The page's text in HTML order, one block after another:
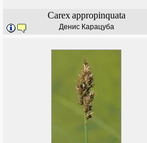
Carex appropinquata
Денис Карацуба